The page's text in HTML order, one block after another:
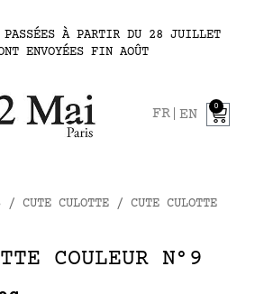
PASSÉES À PARTIR DU 28 JUILLET
ENVOYÉES FIN AOÛT
FR EN
0
/ CUTE CULOTTE / CUTE CULOTTE
COULEUR N°9